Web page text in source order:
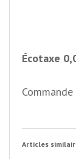
Écotaxe
Articles